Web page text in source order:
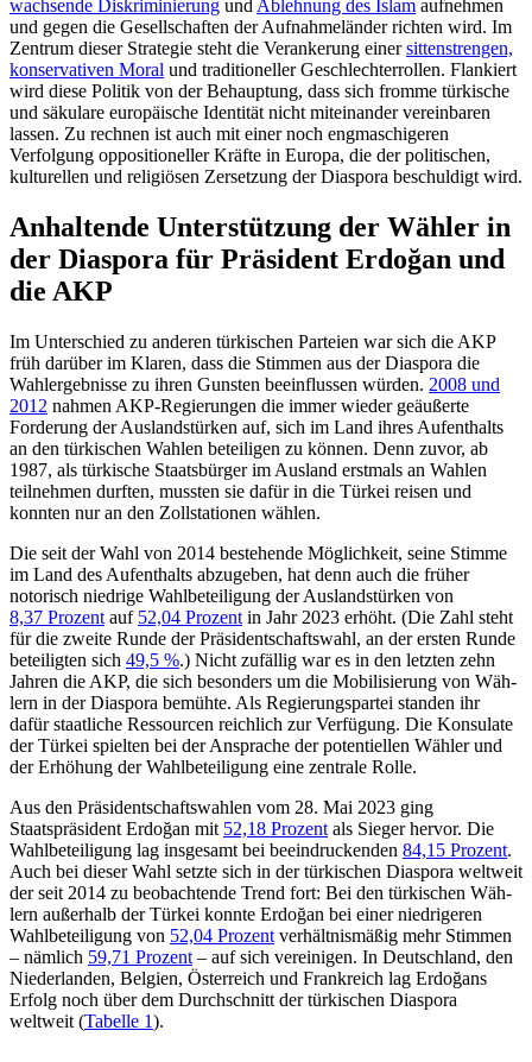
wachsende Diskriminierung und Ablehnung des Islam aufnehmen
und gegen die Gesellschaften der Aufnahme­länder richten wird. Im
Zentrum dieser Strategie steht die Verankerung einersitten­strengen,
konservativen Moral und tradi­tio­neller Geschlechter­rollen. Flankiert
wird diese Politik von der Behauptung, dass sich fromme türkische
und säkulare europäische Identität nicht miteinander vereinbaren
lassen. Zu rechnen ist auch mit einer noch engmaschigeren
Verfolgung oppositioneller Kräfte in Europa, die der politi­schen,
kultu­rellen und religiösen Zersetzung der Dia­spora beschuldigt wird.
Anhaltende Unterstützung der Wähler in
der Diaspora für Präsident Erdoğan und
die AKP
Im Unterschied zu anderen türkischen Par­teien war sich die AKP
früh darüber im Klaren, dass die Stimmen aus der Diaspora die
Wahlergebnisse zu ihren Gunsten be­einflussen würden. 2008 und
2012 nahmen AKP-Regierungen die immer wieder ge­äußerte
Forderung der Auslandstürken auf, sich im Land ihres Aufenthalts
an den tür­kischen Wahlen beteiligen zu können. Denn zuvor, ab
1987, als türkische Staats­bürger im Ausland erstmals an Wahlen
teilnehmen durften, mussten sie dafür in die Türkei reisen und
konnten nur an den Zollstationen wählen.
Die seit der Wahl von 2014 bestehende Möglichkeit, seine Stimme
im Land des Aufenthalts abzugeben, hat denn auch die früher
notorisch niedrige Wahlbeteiligung der Auslandstürken von
8,37 Prozent auf 52,04 Prozent in Jahr 2023 erhöht. (Die Zahl steht
für die zweite Runde der Präsidentschaftswahl, an der ersten Runde
beteiligten sich 49,5 %.) Nicht zufällig war es in den letzten zehn
Jahren die AKP, die sich besonders um die Mobilisierung von Wäh­
lern in der Diaspora bemühte. Als Regierungspartei standen ihr
dafür staatliche Ressourcen reichlich zur Verfügung. Die Konsulate
der Türkei spielten bei der An­sprache der potentiellen Wähler und
der Erhöhung der Wahlbeteiligung eine zen­trale Rolle.
Aus den Präsidentschaftswahlen vom 28. Mai 2023 ging
Staatspräsident Erdoğan mit 52,18 Prozent als Sieger hervor. Die
Wahlbeteiligung lag insgesamt bei beein­druckenden 84,15 Prozent.
Auch bei dieser Wahl setzte sich in der türkischen Diaspora weltweit
der seit 2014 zu beobachtende Trend fort: Bei den türkischen Wäh­
lern außerhalb der Türkei konnte Erdoğan bei einer niedrigeren
Wahlbeteiligung von 52,04 Prozent verhältnismäßig mehr Stim­men
– nämlich 59,71 Prozent – auf sich vereinigen. In Deutschland, den
Nieder­landen, Belgien, Österreich und Frankreich lag Erdoğans
Erfolg noch über dem Durch­schnitt der türkischen Diaspora
weltweit (Tabelle 1).